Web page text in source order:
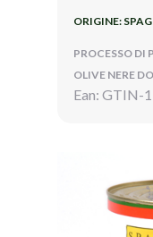
ORIGINE:
PROCESSO DI
OLIVE NERE
Ean: GTIN-